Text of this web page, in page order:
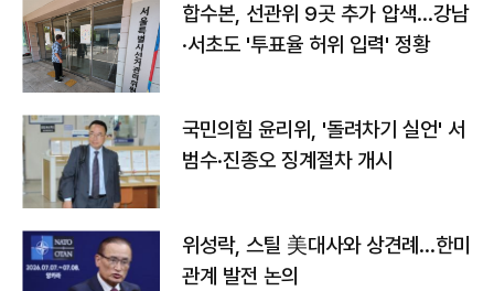
합수본, 선관위 9곳 추가 압색…강남
·서초도 '투표율 허위 입력' 정황
국민의힘 윤리위, '돌려차기 실언' 서
범수·진종오 징계절차 개시
위성락, 스틸 美대사와 상견례…한미
관계 발전 논의